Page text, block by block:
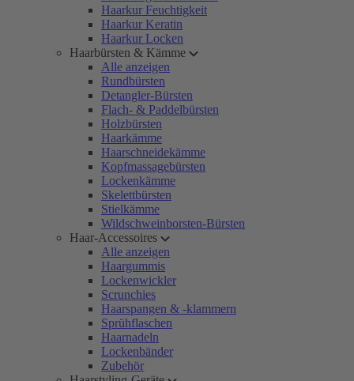
Haarkur Feuchtigkeit
Haarkur Keratin
Haarkur Locken
Haarbürsten & Kämme
Alle anzeigen
Rundbürsten
Detangler-Bürsten
Flach- & Paddelbürsten
Holzbürsten
Haarkämme
Haarschneidekämme
Kopfmassagebürsten
Lockenkämme
Skelettbürsten
Stielkämme
Wildschweinborsten-Bürsten
Haar-Accessoires
Alle anzeigen
Haargummis
Lockenwickler
Scrunchies
Haarspangen & -klammern
Sprühflaschen
Haarnadeln
Lockenbänder
Zubehör